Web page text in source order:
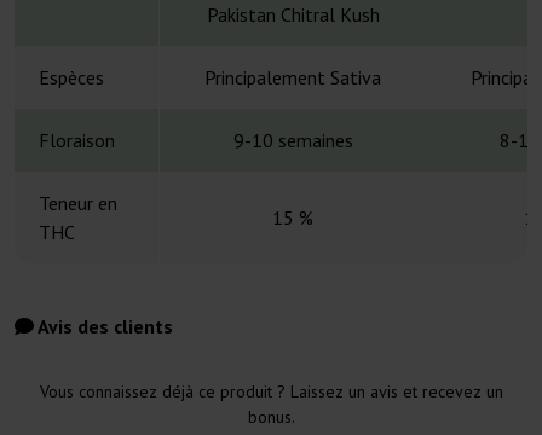
Pakistan Chitral Kush
Espèces Principalement Sativa
Floraison 9-10 semaines 8-10
Teneur en
THC
15 %
Avis des clients
Vous connaissez déjà ce produit ? Laissez un avis et recevez un
bonus.